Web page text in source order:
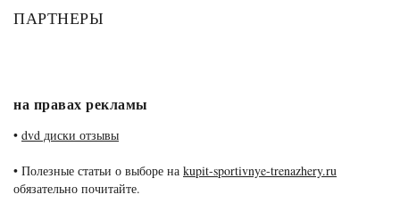
ПАРТНЕРЫ
на правах рекламы
• dvd диски отзывы
• Полезные статьи о выборе на kupit-sportivnye-trenazhery.ru
обязательно почитайте.